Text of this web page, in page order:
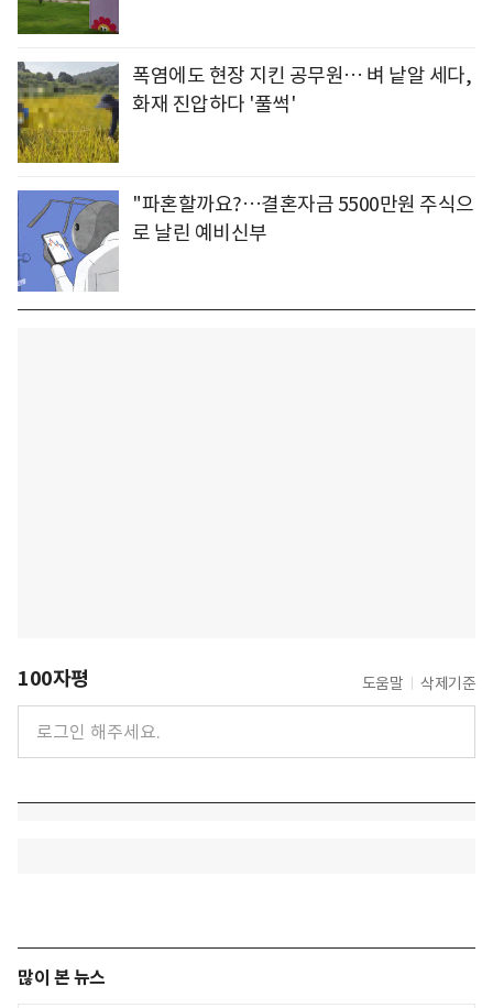
폭염에도 현장 지킨 공무원… 벼 낱알 세다,
화재 진압하다 '풀썩'
"파혼할까요?…결혼자금 5500만원 주식으
로 날린 예비신부
100자평 도움말 삭제기준
많이 본 뉴스